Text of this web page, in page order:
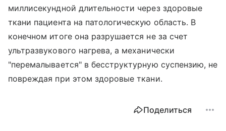
миллисекундной длительности через здоровые
ткани пациента на патологическую область. В
конечном итоге она разрушается не за счет
ультразвукового нагрева, а механически
"перемалывается" в бесструктурную суспензию, не
повреждая при этом здоровые ткани.
Поделиться